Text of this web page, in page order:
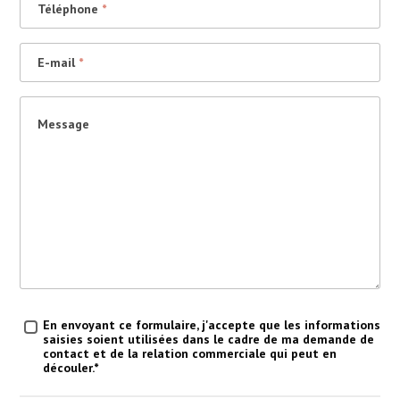
Téléphone *
E-mail *
Message
Traitement des données *
En envoyant ce formulaire, j'accepte que les informations
saisies soient utilisées dans le cadre de ma demande de
contact et de la relation commerciale qui peut en
découler.*